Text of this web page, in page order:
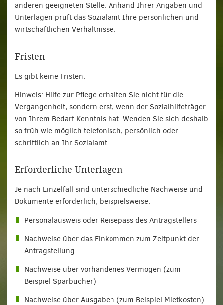
anderen geeigneten Stelle. Anhand Ihrer Angaben und
Unterlagen prüft das Sozialamt Ihre persönlichen und
wirtschaftlichen Verhältnisse.
Fristen
Es gibt keine Fristen.
Hinweis: Hilfe zur Pflege erhalten Sie nicht für die
Vergangenheit, sondern erst, wenn der Sozialhilfeträger
von Ihrem Bedarf Kenntnis hat. Wenden Sie sich deshalb
so früh wie möglich telefonisch, persönlich oder
schriftlich an Ihr Sozialamt.
Erforderliche Unterlagen
Je nach Einzelfall sind unterschiedliche Nachweise und
Dokumente erforderlich, beispielsweise:
Personalausweis oder Reisepass des Antragstellers
Nachweise über das Einkommen zum Zeitpunkt der
Antragstellung
Nachweise über vorhandenes Vermögen (zum
Beispiel Sparbücher)
Nachweise über Ausgaben (zum Beispiel Mietkosten)